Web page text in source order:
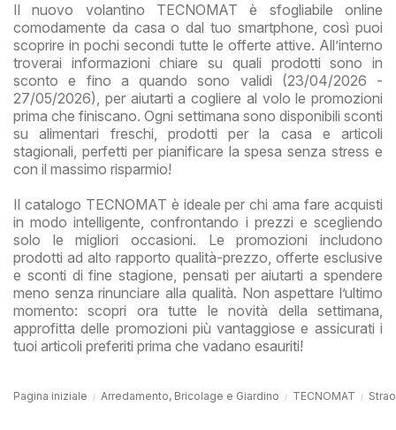
Il nuovo volantino TECNOMAT è sfogliabile online
comodamente da casa o dal tuo smartphone, così puoi
scoprire in pochi secondi tutte le offerte attive. All’interno
troverai informazioni chiare su quali prodotti sono in
sconto e fino a quando sono validi (23/04/2026 -
27/05/2026), per aiutarti a cogliere al volo le promozioni
prima che finiscano. Ogni settimana sono disponibili sconti
su alimentari freschi, prodotti per la casa e articoli
stagionali, perfetti per pianificare la spesa senza stress e
con il massimo risparmio!
Il catalogo TECNOMAT è ideale per chi ama fare acquisti
in modo intelligente, confrontando i prezzi e scegliendo
solo le migliori occasioni. Le promozioni includono
prodotti ad alto rapporto qualità-prezzo, offerte esclusive
e sconti di fine stagione, pensati per aiutarti a spendere
meno senza rinunciare alla qualità. Non aspettare l’ultimo
momento: scopri ora tutte le novità della settimana,
approfitta delle promozioni più vantaggiose e assicurati i
tuoi articoli preferiti prima che vadano esauriti!
Pagina iniziale Arredamento, Bricolage e Giardino TECNOMAT